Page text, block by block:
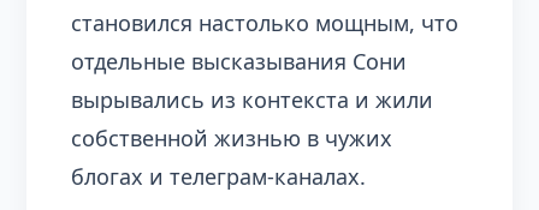
становился настолько мощным, что
отдельные высказывания Сони
вырывались из контекста и жили
собственной жизнью в чужих
блогах и телеграм‑каналах.